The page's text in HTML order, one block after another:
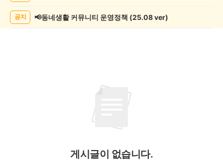
기
공지 📢동네생활 커뮤니티 운영정책 (25.08 ver)
게시글이 없습니다.